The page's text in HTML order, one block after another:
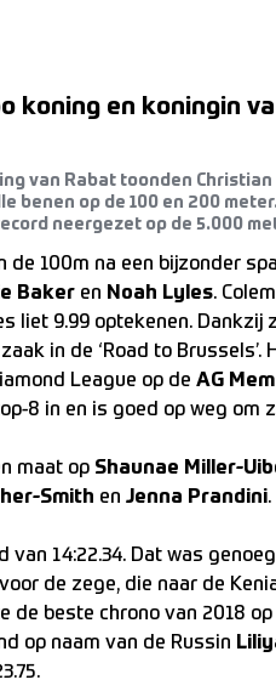
koning en koningin
van Rabat toonden Christian
benen op de 100 en 200
neergezet op de 5.000
de 100m na een bijzonder
Baker en Noah Lyles.
liet 9.99 optekenen. Dankzij
in de ‘Road to Brussels’.
League op de AG
8 in en is goed op weg om
maat op Shaunae Miller-
Smith en Jenna Prandini.
van 14:22.34. Dat was
de zege, die naar de
de beste chrono van 2018
op naam van de Russin